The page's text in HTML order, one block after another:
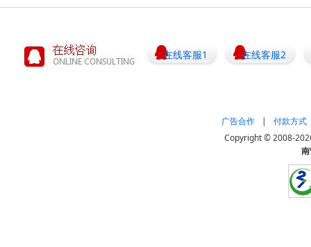
在线客服1 在线客服2
广告合作 |
付款方式
Copyright © 2008-